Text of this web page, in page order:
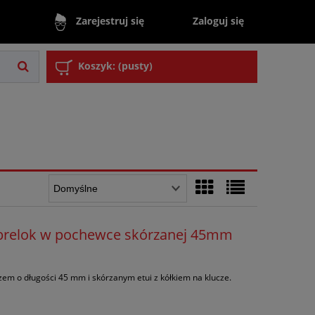
Zarejestruj się Zaloguj się
Koszyk: (pusty)
w pochewce skórzanej 45mm
o długości 45 mm i skórzanym etui z kółkiem na klucze.